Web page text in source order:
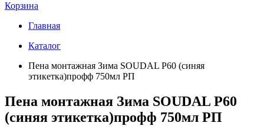
Корзина
Главная
Каталог
Пена монтажная Зима SOUDAL P60 (синяя
этикетка)профф 750мл РП
Пена монтажная Зима SOUDAL P60
(синяя этикетка)профф 750мл РП